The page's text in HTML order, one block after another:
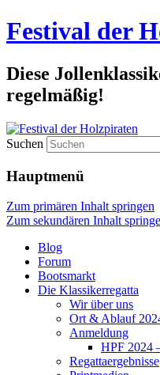
Festival der
Diese
regelmäßig!
Suchen
Hauptmenü
Zum primären Inhalt springen
Zum sekundären Inhalt
Blog
Forum
Bootsmarkt
Die Klassikerregatta
Wir über uns
Ort & Ablauf
Anmeldung
HPF 2024
Regattaergebnisse